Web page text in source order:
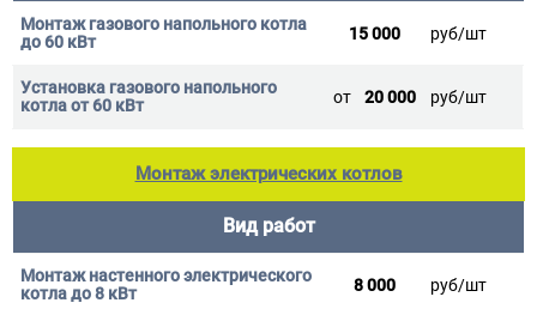
15 000 руб/шт
от 20 000 руб/шт
Монтаж электрических котлов
Вид работ
8 000 руб/шт